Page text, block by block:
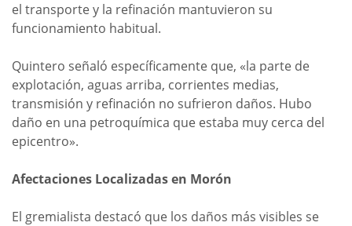
el transporte y la refinación mantuvieron su
funcionamiento habitual.
Quintero señaló específicamente que, «la parte de
explotación, aguas arriba, corrientes medias,
transmisión y refinación no sufrieron daños. Hubo
daño en una petroquímica que estaba muy cerca del
epicentro».
Afectaciones Localizadas en Morón
El gremialista destacó que los daños más visibles se